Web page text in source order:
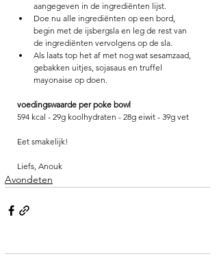
aangegeven in de ingrediënten lijst.
Doe nu alle ingrediënten op een bord,
begin met de ijsbergsla en leg de rest van
de ingrediënten vervolgens op de sla.
Als laats top het af met nog wat sesamzaad,
gebakken uitjes, sojasaus en truffel
mayonaise op doen.
voedingswaarde per poke bowl
594 kcal - 29g koolhydraten - 28g eiwit - 39g vet
Eet smakelijk!
Liefs, Anouk
Avondeten